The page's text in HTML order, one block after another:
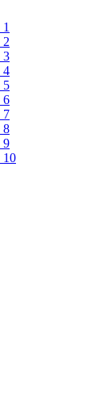
1
2
3
4
5
6
7
8
9
10